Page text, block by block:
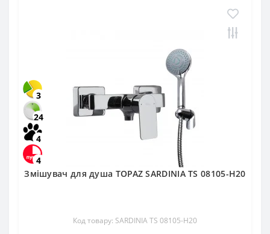
3
24
4
4
Змішувач для душа TOPAZ SARDINIA TS 08105-H20
Код товару: SARDINIA TS 08105-H20